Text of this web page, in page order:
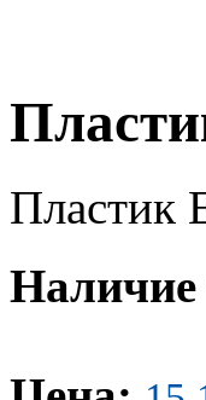
Пластик
Наличие